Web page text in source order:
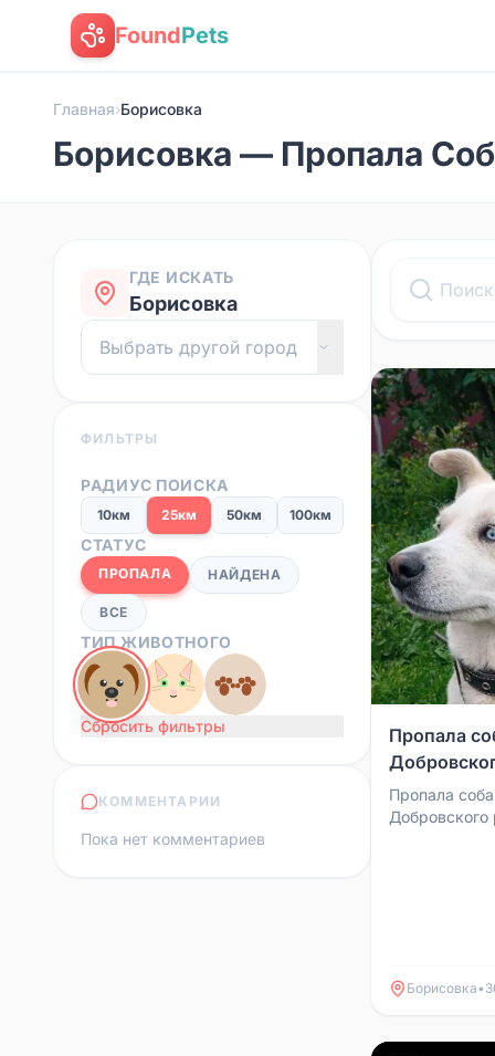
FoundPets
Главная›Борисовка
Борисовка — Пропала
ГДЕ ИСКАТЬ
Борисовка
ФИЛЬТРЫ
РАДИУС ПОИСКА
10км 25км 50км 100км
СТАТУС
ПРОПАЛА НАЙДЕНА
ВСЕ
ТИП ЖИВОТНОГО
Сбросить фильтры
КОММЕНТАРИИ
Пока нет комментариев
Пропала
Пропала
Добровского
Борисовка•